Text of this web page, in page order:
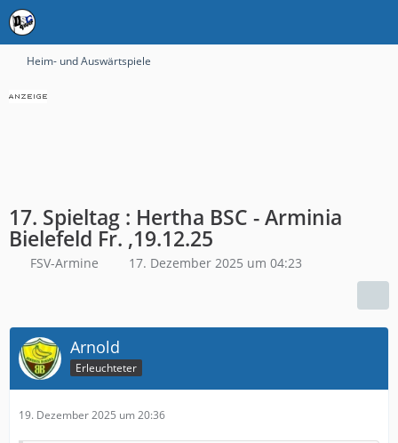
Heim- und Auswärtspiele
17. Spieltag : Hertha BSC - Arminia
Bielefeld Fr. ,19.12.25
FSV-Armine 17. Dezember 2025 um 04:23
Arnold
Erleuchteter
19. Dezember 2025 um 20:36